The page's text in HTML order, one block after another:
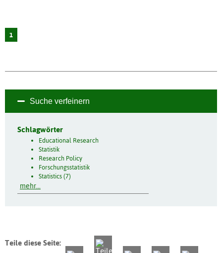
1
Suche verfeinern
Schlagwörter
Educational Research
Statistik
Research Policy
Forschungsstatistik
Statistics (7)
mehr...
Teile diese Seite: